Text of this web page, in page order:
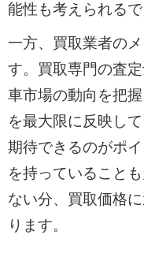
能性も考えられるで
一方、買取業者の
す。買取専門の査
車市場の動向を把
を最大限に反映し
期待できるのがポ
を持っていること
ない分、買取価格
ります。